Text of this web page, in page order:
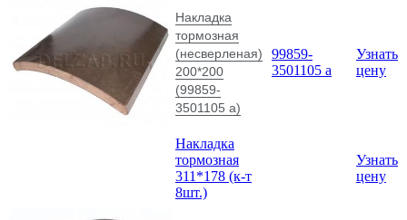
Накладка
тормозная
(несверленая)
200*200
(99859-
3501105 а)
99859-
3501105 а
Узнать
цену
Накладка
тормозная
311*178 (к-т
8шт.)
Узнать
цену